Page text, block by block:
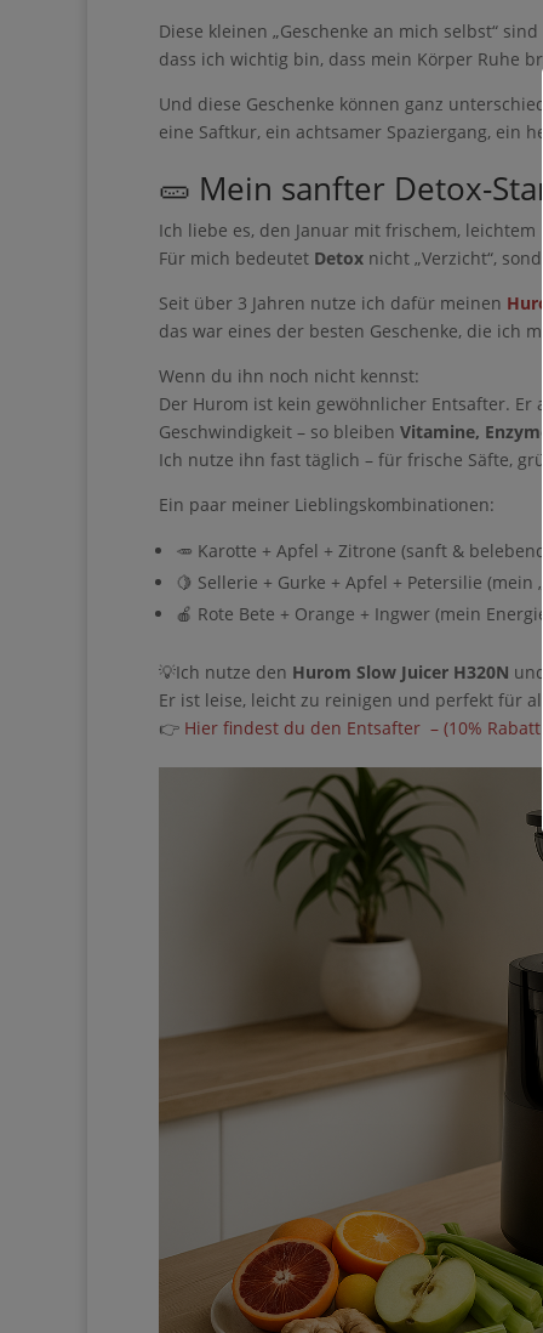
Diese kleinen „Geschenke an mich selbst“
dass ich wichtig bin, dass mein Körper Ruhe
Und diese Geschenke können ganz
eine Saftkur, ein achtsamer Spaziergang, ein
🥒 Mein sanfter Detox-Start
Ich liebe es, den Januar mit frischem,
Für mich bedeutet Detox nicht „Verzicht“,
Seit über 3 Jahren nutze ich dafür meinen
das war eines der besten Geschenke, die ich
Wenn du ihn noch nicht kennst:
Der Hurom ist kein gewöhnlicher Entsafter.
Geschwindigkeit – so bleibenVitamine,
Ich nutze ihn fast täglich – für frische Säfte,
Ein paar meiner Lieblingskombinationen:
🥕 Karotte + Apfel + Zitrone (sanft & belebend)
🍋 Sellerie + Gurke + Apfel + Petersilie (mein
🍎 Rote Bete + Orange + Ingwer (mein
💡Ich nutze den Hurom Slow Juicer H320N
Er ist leise, leicht zu reinigen und perfekt für
👉 Hier findest du den Entsafter – (10% Rabatt
Du bist nur noch
Guide entfernt
Gib hier
Geben Sie bitte
Ich erhalte den
Impulse &
Sie können den
Wir verwenden Brevo
ausfüllen und
Informationen an
übertragen werden
Jetzt starten